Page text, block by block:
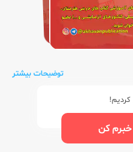
توضیحات بیشتر
کردیم!
کن